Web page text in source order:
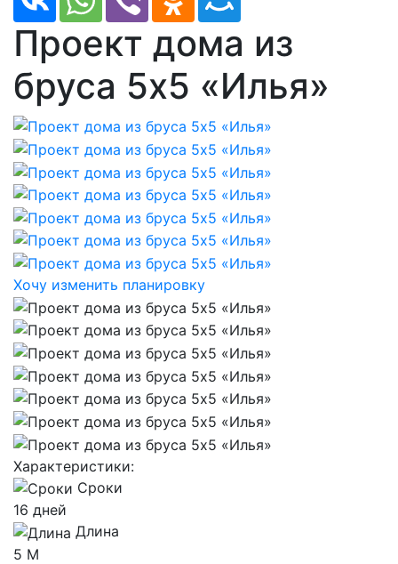
Проект дома из
бруса 5х5 «Илья»
Хочу изменить планировку
Характеристики:
Сроки
16 дней
Длина
5 М